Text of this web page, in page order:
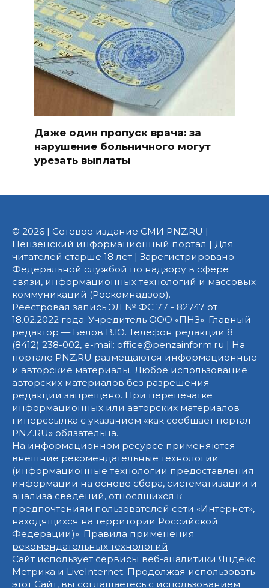
Даже один пропуск врача: за
нарушение больничного могут
урезать выплаты
© 2026 | Сетевое издание СМИ PNZ.RU |
Пензенский информационный портал | Для
читателей старше 18 лет | Зарегистрировано
Федеральной службой по надзору в сфере
связи, информационных технологий и массовых
коммуникаций (Роскомнадзор).
Реестровая запись ЭЛ № ФС 77 - 82747 от
18.02.2022 года. Учредитель ООО «ПНЗ». Главный
редактор — Белов В.Ю. Телефон редакции 8
(8412) 238-002, e-mail: office@penzainform.ru | На
портале PNZ.RU размещаются информационные
и авторские материалы. Любое использование
авторских материалов без разрешения
редакции запрещено. При перепечатке
информационных или авторских материалов
гиперссылка с указанием «как сообщает портал
PNZ.RU» обязательна.
На информационном ресурсе применяются
внешние рекомендательные технологии
(информационные технологии предоставления
информации на основе сбора, систематизации и
анализа сведений, относящихся к
предпочтениям пользователей сети «Интернет»,
находящихся на территории Российской
Федерации)». Правила применения
рекомендательных технологий.
Сайт использует сервисы веб-аналитики Яндекс
Метрика и LiveInternet. Продолжая использовать
этот Сайт, вы соглашаетесь с использованием